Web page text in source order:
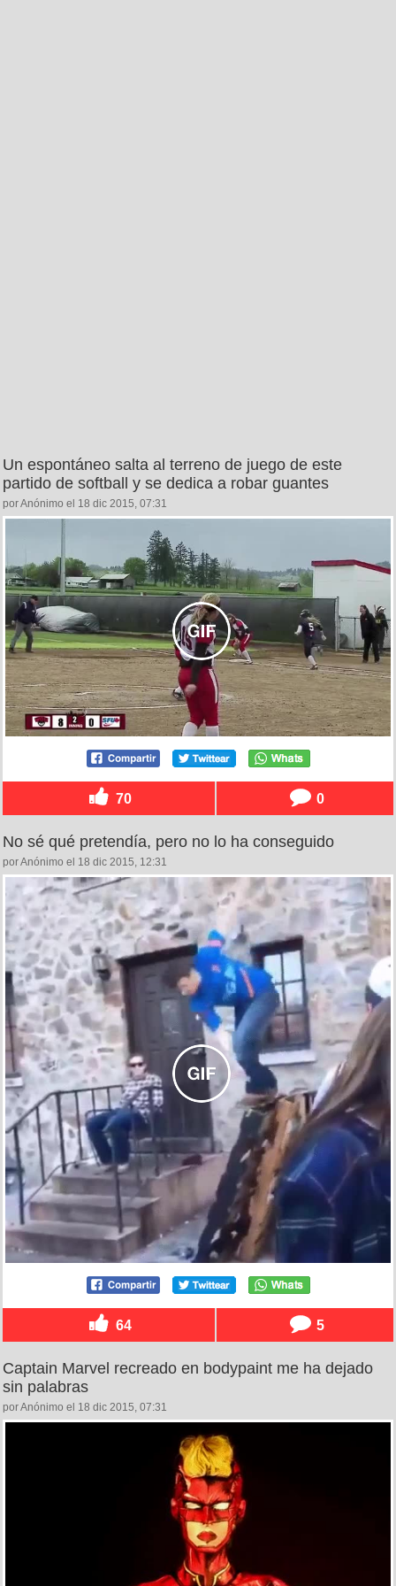
Un espontáneo salta al terreno de juego de este
partido de softball y se dedica a robar guantes
por Anónimo el 18 dic 2015, 07:31
70 0
No sé qué pretendía, pero no lo ha conseguido
por Anónimo el 18 dic 2015, 12:31
64 5
Captain Marvel recreado en bodypaint me ha dejado
sin palabras
por Anónimo el 18 dic 2015, 07:31